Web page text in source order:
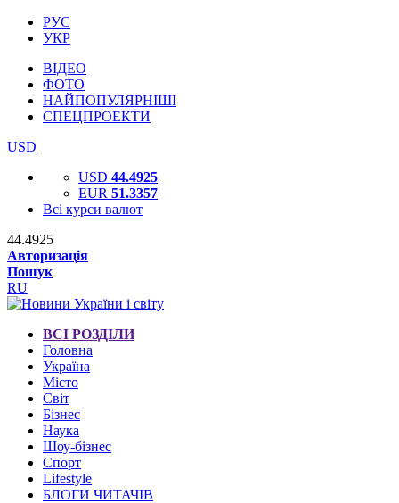
РУС
УКР
ВІДЕО
ФОТО
НАЙПОПУЛЯРНІШІ
СПЕЦПРОЕКТИ
USD
USD 44.4925
EUR 51.3357
Всі курси валют
44.4925
Авторизація
Пошук
RU
ВСІ РОЗДІЛИ
Головна
Україна
Місто
Світ
Бізнес
Наука
Шоу-бізнес
Спорт
Lifestyle
БЛОГИ ЧИТАЧІВ